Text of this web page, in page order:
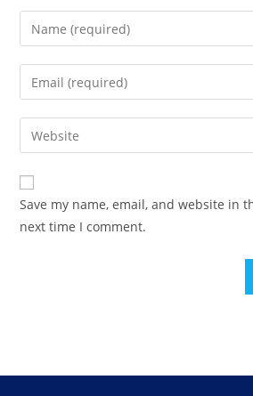
Save my name, email, and website in
next time I comment.